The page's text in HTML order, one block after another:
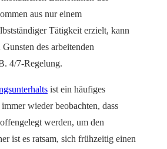
aus nur einem
Tätigkeit erzielt, kann
des arbeitenden
4/7-Regelung.
ist ein häufiges
wieder beobachten, dass
werden, um den
ist es ratsam, sich frühzeitig einen